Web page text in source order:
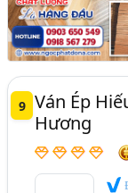
9 Ván Ép
Hương